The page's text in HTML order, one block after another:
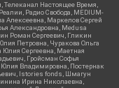
Настоящее Время,
Радио Свобода, MEDIUM-
Алексеевна, Маркелов Сергей
Александровна, Medusa
Роман Сергеевич, Гликин
Петровна, Чуракова Ольга
Сергеевна, Маетная
Гройсман Софья
Владимировна, Постернак
Istories fonds, Шмагун
Ирина Николаевна,